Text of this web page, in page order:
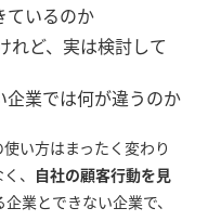
ているのか
れど、実は検討して
企業では何が違うのか
い方はまったく変わり
、 自社の顧客行動を見
業とできない企業で、